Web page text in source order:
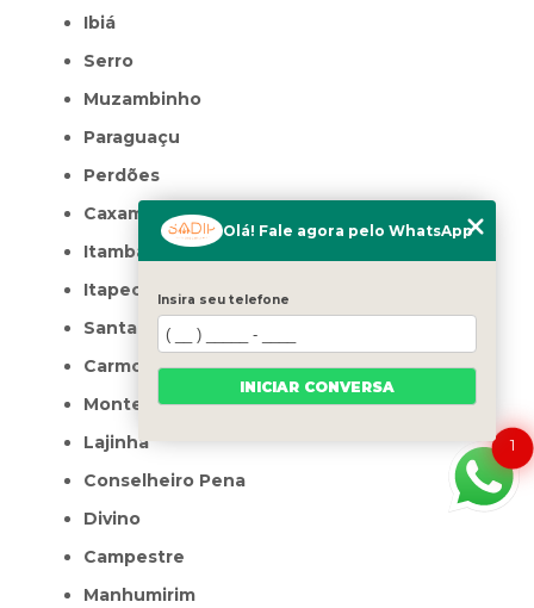
Ibiá
Serro
Muzambinho
Paraguaçu
Perdões
Caxambu
Itambacuri
Itapecerica
Santa Vitória
Carmo do Rio Claro
Monte Santo de Minas
Lajinha
Conselheiro Pena
Divino
Campestre
Manhumirim
1
Olá! Fale agora pelo WhatsApp
Insira seu telefone
INICIAR CONVERSA